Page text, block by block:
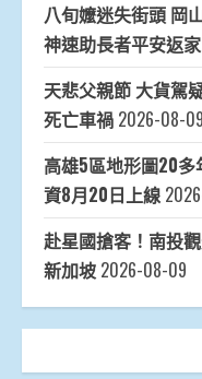
八旬嬤迷失街頭 岡
神速助長者平安返家
天悲父親節 大貨駕
死亡車禍 2026-08-09
高雄5區地形圖20
資8月20日上線
赴星國搶客！南投
新加坡 2026-08-09